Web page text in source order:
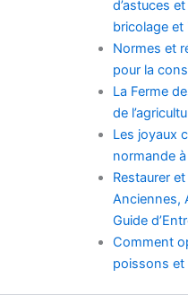
d’astuces
bricolage et
Normes et
pour la
La Ferme
de
Les joyaux
normande
Restaurer
Anciennes,
Guide
Comment
poissons et